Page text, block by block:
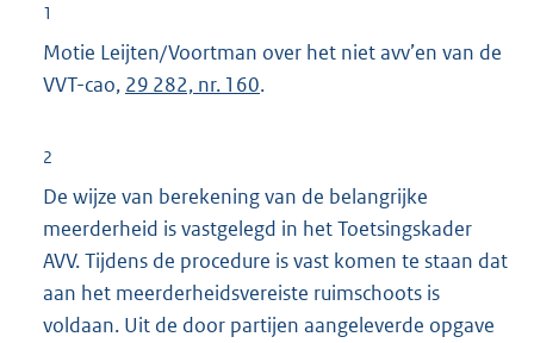
1
Motie Leijten/Voortman over het niet avv’en van de
VVT-cao, 29 282, nr. 160.
2
De wijze van berekening van de belangrijke
meerderheid is vastgelegd in het Toetsingskader
AVV. Tijdens de procedure is vast komen te staan dat
aan het meerderheidsvereiste ruimschoots is
voldaan. Uit de door partijen aangeleverde opgave